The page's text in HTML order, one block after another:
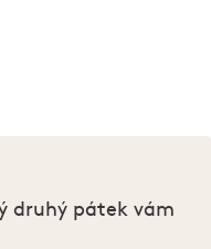
druhý pátek vám